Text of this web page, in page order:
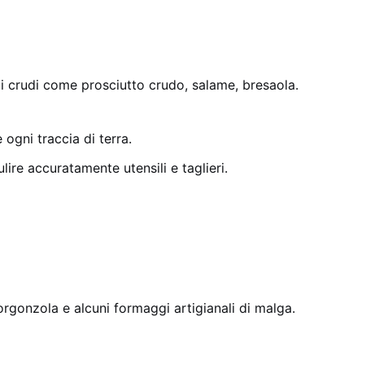
come prosciutto crudo, salame, bresaola.
ogni traccia di terra.
accuratamente utensili e taglieri.
e alcuni formaggi artigianali di malga.